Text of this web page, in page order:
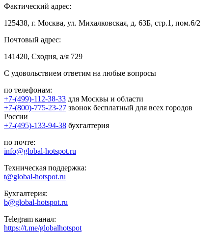
Фактический адрес:
125438, г. Москва, ул. Михалковская, д. 63Б, стр.1, пом.6/2
Почтовый адрес:
141420, Сходня, а/я 729
С удовольствием ответим на любые вопросы
по телефонам:
+7-(499)-112-38-33 для Москвы и области
+7-(800)-775-23-27 звонок бесплатный для всех городов
России
+7-(495)-133-94-38 бухгалтерия
по почте:
info@global-hotspot.ru
Техническая поддержка:
t@global-hotspot.ru
Бухгалтерия:
b@global-hotspot.ru
Telegram канал:
https://t.me/globalhotspot